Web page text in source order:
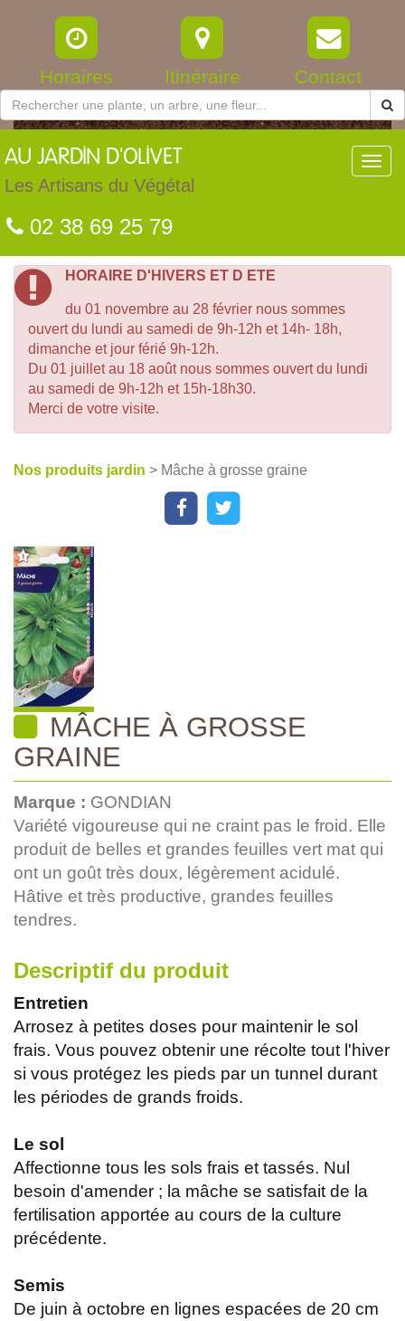
Horaires Itinéraire Contact
AU JARDIN D'OLIVET
Les Artisans du Végétal
02 38 69 25 79
HORAIRE D'HIVERS ET D ETE
du 01 novembre au 28 février nous sommes
ouvert du lundi au samedi de 9h-12h et 14h- 18h,
dimanche et jour férié 9h-12h.
Du 01 juillet au 18 août nous sommes ouvert du lundi
au samedi de 9h-12h et 15h-18h30.
Merci de votre visite.
Nos produits jardin > Mâche à grosse graine
MÂCHE À GROSSE
GRAINE
Marque : GONDIAN
Variété vigoureuse qui ne craint pas le froid. Elle
produit de belles et grandes feuilles vert mat qui
ont un goût très doux, légèrement acidulé.
Hâtive et très productive, grandes feuilles
tendres.
Descriptif du produit
Entretien
Arrosez à petites doses pour maintenir le sol
frais. Vous pouvez obtenir une récolte tout l'hiver
si vous protégez les pieds par un tunnel durant
les périodes de grands froids.
Le sol
Affectionne tous les sols frais et tassés. Nul
besoin d'amender ; la mâche se satisfait de la
fertilisation apportée au cours de la culture
précédente.
Semis
De juin à octobre en lignes espacées de 20 cm